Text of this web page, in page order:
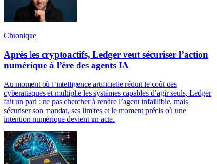
Chronique
Après les cryptoactifs, Ledger veut sécuriser l’action
numérique à l’ère des agents IA
Au moment où l’intelligence artificielle réduit le coût des
cyberattaques et multiplie les systèmes capables d’agir seuls, Ledger
fait un pari : ne pas chercher à rendre l’agent infaillible, mais
sécuriser son mandat, ses limites et le moment précis où une
intention numérique devient un acte.